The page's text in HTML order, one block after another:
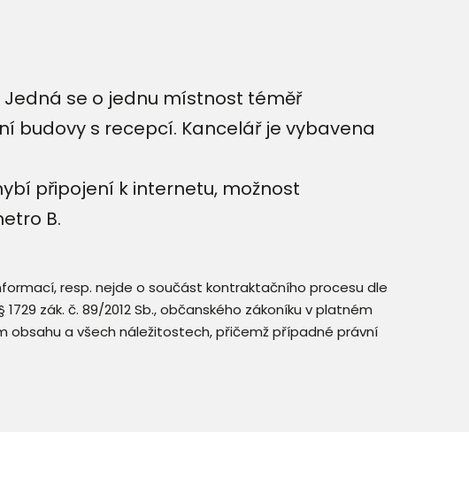
se o jednu místnost téměř
budovy s recepcí. Kancelář je vybavena
připojení k internetu, možnost
B.
resp. nejde o součást kontraktačního procesu dle
zák. č. 89/2012 Sb., občanského zákoníku v platném
obsahu a všech náležitostech, přičemž případné právní